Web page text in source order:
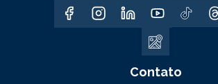
Contato